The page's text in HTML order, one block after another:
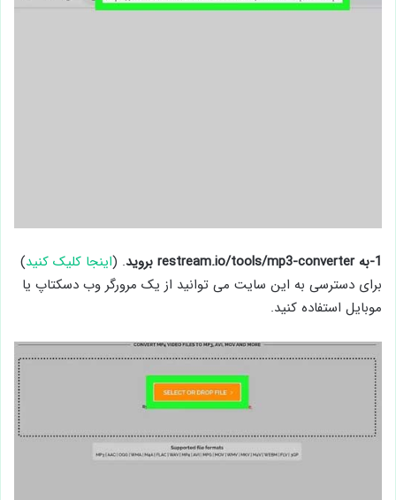
1-به restream.io/tools/mp3-converter بروید . (اینجا کلیک کنید)
برای دسترسی به این سایت می توانید از یک مرورگر وب دسکتاپ یا
موبایل استفاده کنید.